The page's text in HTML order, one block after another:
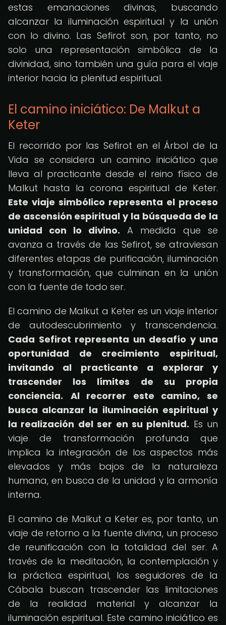
estas emanaciones divinas, buscando
alcanzar la iluminación espiritual y la unión
con lo divino. Las Sefirot son, por tanto, no
solo una representación simbólica de la
divinidad, sino también una guía para el viaje
interior hacia la plenitud espiritual.
El camino iniciático: De Malkut a
Keter
El recorrido por las Sefirot en el Árbol de la
Vida se considera un camino iniciático que
lleva al practicante desde el reino físico de
Malkut hasta la corona espiritual de Keter.
Este viaje simbólico representa el proceso
de ascensión espiritual y la búsqueda de la
unidad con lo divino. A medida que se
avanza a través de las Sefirot, se atraviesan
diferentes etapas de purificación, iluminación
y transformación, que culminan en la unión
con la fuente de todo ser.
El camino de Malkut a Keter es un viaje interior
de autodescubrimiento y transcendencia.
Cada Sefirot representa un desafío y una
oportunidad de crecimiento espiritual,
invitando al practicante a explorar y
trascender los límites de su propia
conciencia.
Al recorrer este camino, se
busca alcanzar la iluminación espiritual y
la realización del ser en su plenitud. Es un
viaje de transformación profunda que
implica la integración de los aspectos más
elevados y más bajos de la naturaleza
humana, en busca de la unidad y la armonía
interna.
El camino de Malkut a Keter es, por tanto, un
viaje de retorno a la fuente divina, un proceso
de reunificación con la totalidad del ser. A
través de la meditación, la contemplación y
la práctica espiritual, los seguidores de la
Cábala buscan trascender las limitaciones
de la realidad material y alcanzar la
iluminación espiritual. Este camino iniciático es